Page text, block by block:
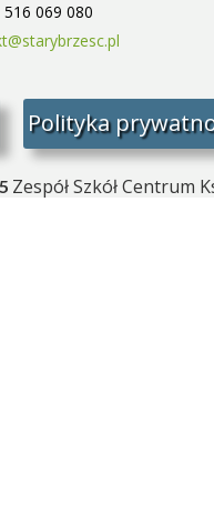
Polityka
069 080
Zespół Szkół Centrum